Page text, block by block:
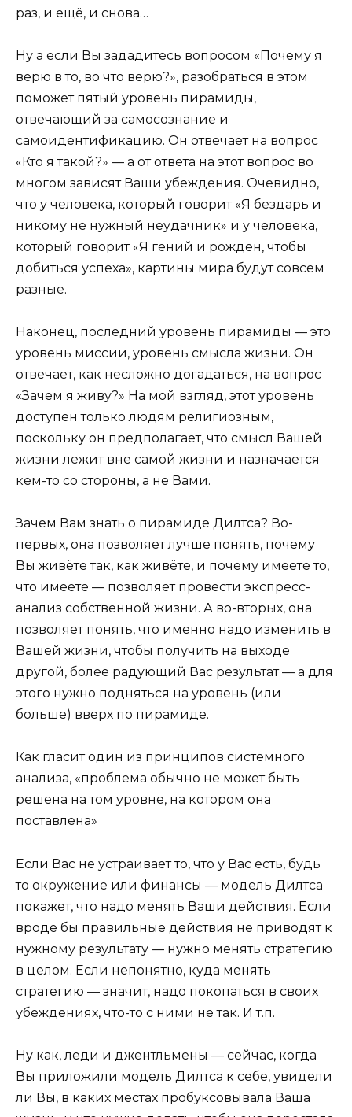
раз, и ещё, и снова…
Ну а если Вы зададитесь вопросом «Почему я
верю в то, во что верю?», разобраться в этом
поможет пятый уровень пирамиды,
отвечающий за самосознание и
самоидентификацию. Он отвечает на вопрос
«Кто я такой?» — а от ответа на этот вопрос во
многом зависят Ваши убеждения. Очевидно,
что у человека, который говорит «Я бездарь и
никому не нужный неудачник» и у человека,
который говорит «Я гений и рождён, чтобы
добиться успеха», картины мира будут совсем
разные.
Наконец, последний уровень пирамиды — это
уровень миссии, уровень смысла жизни. Он
отвечает, как несложно догадаться, на вопрос
«Зачем я живу?» На мой взгляд, этот уровень
доступен только людям религиозным,
поскольку он предполагает, что смысл Вашей
жизни лежит вне самой жизни и назначается
кем-то со стороны, а не Вами.
Зачем Вам знать о пирамиде Дилтса? Во-
первых, она позволяет лучше понять, почему
Вы живёте так, как живёте, и почему имеете то,
что имеете — позволяет провести экспресс-
анализ собственной жизни. А во-вторых, она
позволяет понять, что именно надо изменить в
Вашей жизни, чтобы получить на выходе
другой, более радующий Вас результат — а для
этого нужно подняться на уровень (или
больше) вверх по пирамиде.
Как гласит один из принципов системного
анализа, «проблема обычно не может быть
решена на том уровне, на котором она
поставлена»
Если Вас не устраивает то, что у Вас есть, будь
то окружение или финансы — модель Дилтса
покажет, что надо менять Ваши действия. Если
вроде бы правильные действия не приводят к
нужному результату — нужно менять стратегию
в целом. Если непонятно, куда менять
стратегию — значит, надо покопаться в своих
убеждениях, что-то с ними не так. И т.п.
Ну как, леди и джентльмены — сейчас, когда
Вы приложили модель Дилтса к себе, увидели
ли Вы, в каких местах пробуксовывала Ваша